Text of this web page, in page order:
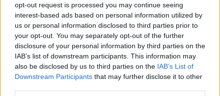
opt-out request is processed you may continue seeing
interest-based ads based on personal information utilized by
us or personal information disclosed to third parties prior to
your opt-out. You may separately opt-out of the further
disclosure of your personal information by third parties on the
IAB’s list of downstream participants. This information may
also be disclosed by us to third parties on the IAB’s List of
Downstream Participants that may further disclose it to other
Ουκρανία: Βίντεο σοκ με
19χρονο να οδηγείται με τη βία
για επιστράτευση ‑ Τι είναι το
«busification»
ΧΤΕΣ
Βίντεο που φέρεται να δείχνει βίαιη
μεταφορά άνδρα για στρατιωτική
επαναφέρει τη συζήτηση για το λεγόμενο